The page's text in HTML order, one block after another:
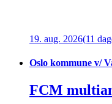
19. aug. 2026(11
Oslo kommune v/
FCM